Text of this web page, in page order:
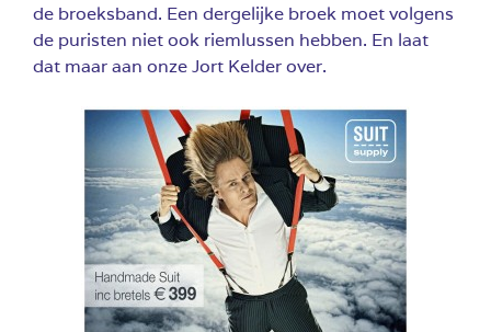
de broeksband. Een dergelijke broek moet volgens
de puristen niet ook riemlussen hebben. En laat
dat maar aan onze Jort Kelder over.